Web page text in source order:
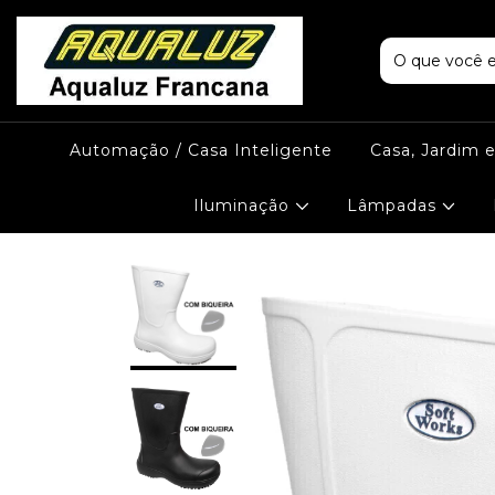
Automação / Casa Inteligente Casa, Jardim
Iluminação Lâmpadas